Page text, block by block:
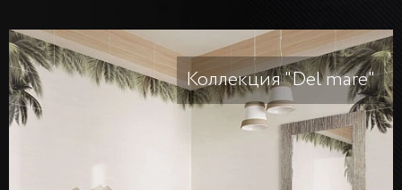
Коллекция "Del mare"